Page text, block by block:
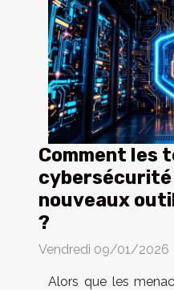
Comment les
nouveaux
?
Vendredi 09/01/2026
Alors que les